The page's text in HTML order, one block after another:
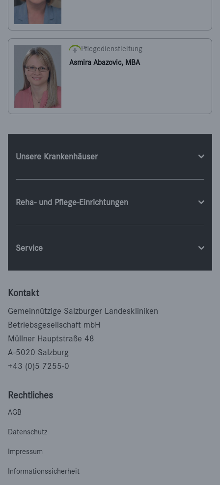
Pflegedienstleitung
Asmira Abazovic, MBA
Unsere Krankenhäuser
Reha- und Pflege-Einrichtungen
Service
Kontakt
Gemeinnützige Salzburger Landeskliniken
Betriebsgesellschaft mbH
Müllner Hauptstraße 48
A-5020 Salzburg
+43 (0)5 7255-0
Rechtliches
AGB
Datenschutz
Impressum
Informationssicherheit